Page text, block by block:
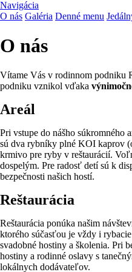
Navigácia
O nás Galéria Denné menu
O nás
Vítame Vás v rodinnom podniku
podniku vznikol vďaka
Areál
Pri vstupe do nášho súkromného
sú dva rybníky plné KOI kaprov
krmivo pre ryby v reštaurácií.
dospelým. Pre radosť detí sú k
bezpečnosti našich hostí.
Reštaurácia
Reštaurácia ponúka našim
ktorého súčasťou je vždy i
svadobné hostiny a školenia. Pri
hostiny a rodinné oslavy s
lokálnych dodávateľov.